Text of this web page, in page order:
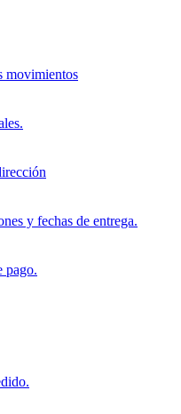
movimientos
y fechas de entrega.
pago.